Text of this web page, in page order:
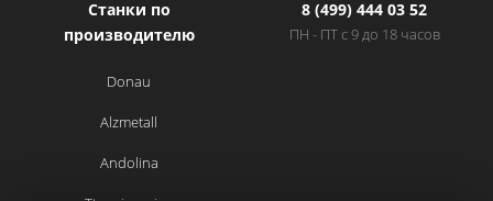
Станки по
производителю
Donau
Alzmetall
Andolina
8 (499) 444 03 52
ПН - ПТ с 9 до 18 часов